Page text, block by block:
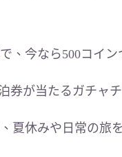
、今なら500コイン
券が当たるガチャ
夏休みや日常の旅